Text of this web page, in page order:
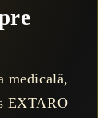
medicală,
EXTARO